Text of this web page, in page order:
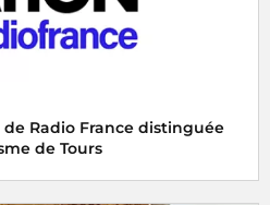
Radio France distinguée
de Tours